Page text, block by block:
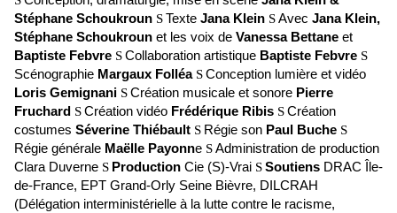
Stéphane Schoukroun STexte Jana Klein SAvec Jana Klein,
Stéphane Schoukroun et les voix de Vanessa Bettane et
Baptiste Febvre SCollaboration artistique Baptiste Febvre S
Scénographie Margaux Folléa SConception lumière et vidéo
Loris Gemignani SCréation musicale et sonore Pierre
Fruchard SCréation vidéo Frédérique Ribis SCréation
costumes Séverine Thiébault S Régie son Paul Buche S
Régie générale Maëlle Payonne SAdministration de production
Clara Duverne S Production Cie (S)-Vrai SSoutiens DRAC Île-
de-France, EPT Grand-Orly Seine Bièvre, DILCRAH
(Délégation interministérielle à la lutte contre le racisme,